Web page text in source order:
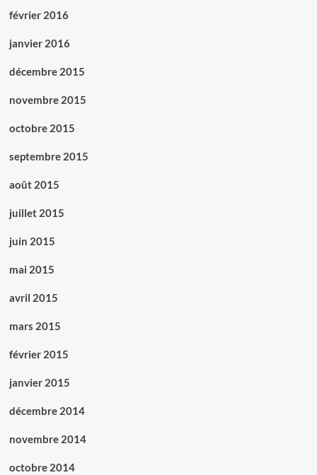
février 2016
janvier 2016
décembre 2015
novembre 2015
octobre 2015
septembre 2015
août 2015
juillet 2015
juin 2015
mai 2015
avril 2015
mars 2015
février 2015
janvier 2015
décembre 2014
novembre 2014
octobre 2014